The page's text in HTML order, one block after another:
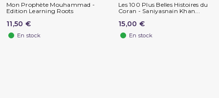
Mon Prophète Mouhammad -
Edition Learning Roots
11,50 €
En stock
Les 100 Plus Belles Histoires du
Coran - Saniyasnain Khan...
15,00 €
En stock